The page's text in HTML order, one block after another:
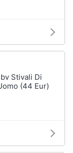
Stivali Di
(44 Eur)